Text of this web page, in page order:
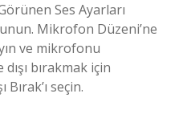
Ses Ayarları
Mikrofon Düzeni’ne
ve mikrofonu
bırakmak için
seçin.